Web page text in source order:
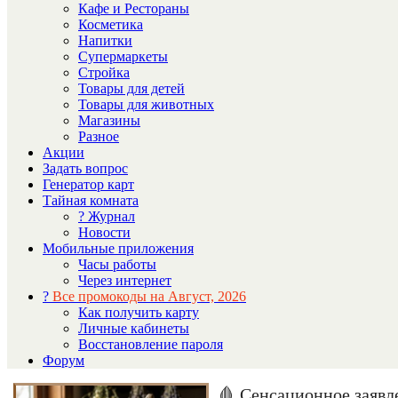
Кафе и Рестораны
Косметика
Напитки
Супермаркеты
Стройка
Товары для детей
Товары для животных
Магазины
Разное
Акции
Задать вопрос
Генератор карт
Тайная комната
? Журнал
Новости
Мобильные приложения
Часы работы
Через интернет
? Все промокоды на Август, 2026
Как получить карту
Личные кабинеты
Восстановление пароля
Форум